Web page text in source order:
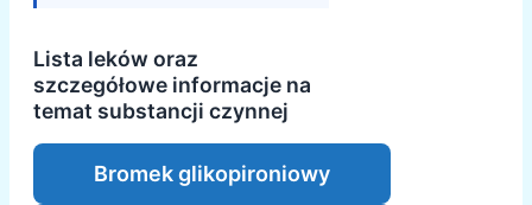
Lista leków oraz
szczegółowe informacje na
temat substancji czynnej
Bromek glikopironiowy